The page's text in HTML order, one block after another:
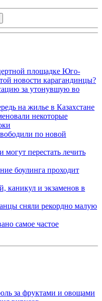
площадке Юго-
новости карагандинцы?
за утонувшую во
на жилье в Казахстане
некоторые
по новой
могут перестать лечить
боулинга проходит
каникул и экзаменов в
сняли рекордно малую
самое частое
за фруктами и овощами